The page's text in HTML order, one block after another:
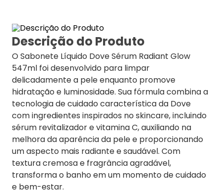
Descrição do Produto
O Sabonete Líquido Dove Sérum Radiant Glow
547ml foi desenvolvido para limpar
delicadamente a pele enquanto promove
hidratação e luminosidade. Sua fórmula combina a
tecnologia de cuidado característica da Dove
com ingredientes inspirados no skincare, incluindo
sérum revitalizador e vitamina C, auxiliando na
melhora da aparência da pele e proporcionando
um aspecto mais radiante e saudável. Com
textura cremosa e fragrância agradável,
transforma o banho em um momento de cuidado
e bem-estar.